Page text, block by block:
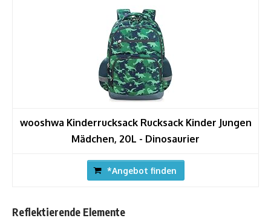
wooshwa Kinderrucksack Rucksack Kinder Jungen
Mädchen, 20L - Dinosaurier
*Angebot finden
Reflektierende Elemente